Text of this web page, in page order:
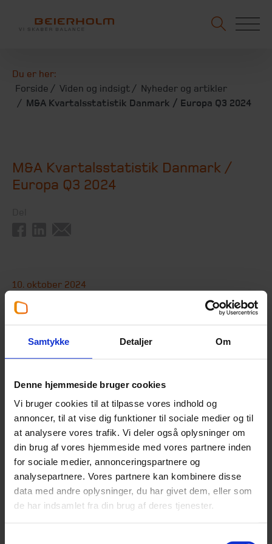
Samtykke Detaljer Om
Denne hjemmeside bruger cookies
Vi bruger cookies til at tilpasse vores indhold og
annoncer, til at vise dig funktioner til sociale medier og til
at analysere vores trafik. Vi deler også oplysninger om
din brug af vores hjemmeside med vores partnere inden
for sociale medier, annonceringspartnere og
analysepartnere. Vores partnere kan kombinere disse
data med andre oplysninger, du har givet dem, eller som
de har indsamlet fra din brug af deres tjenester.
Du er her:
Forside
Viden og indsigt
Nyheder og artikler
M&A Kvartalsstatistik Danmark / Europa Q3 2024
M&A Kvartalsstatistik Danmark /
Europa Q3 2024
10. oktober 2024
Emner:
Forfatter:
Beierholm Corporate Finance
Beierholm Corporate Finance har netop udgivet sin
køb og salg af virksomheder (M&A).
Rapporten viser, at virksomhedssalget i Q3 2024
fortsat giver positive udsigter for den resterende del
af året. Det samlede aktivitetsniveau i tredje kvartal
2024 ligger på niveau med andet kvartal 2024 og over
tredje kvartal sidste år. Udsigterne for 2024 er således
positive.